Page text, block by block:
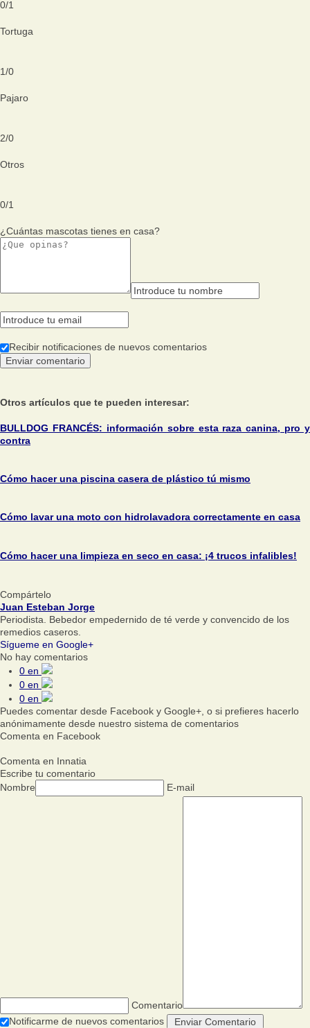
0/1
Tortuga
1/0
Pajaro
2/0
Otros
0/1
¿Cuántas mascotas tienes en casa?
Recibir notificaciones de nuevos comentarios
Otros artículos que te pueden interesar:
BULLDOG FRANCÉS: información sobre esta raza canina, pro y
contra
Cómo hacer una piscina casera de plástico tú mismo
Cómo lavar una moto con hidrolavadora correctamente en casa
Cómo hacer una limpieza en seco en casa: ¡4 trucos infalibles!
Compártelo
Juan Esteban Jorge
Periodista. Bebedor empedernido de té verde y convencido de los
remedios caseros.
Sígueme en Google+
No hay comentarios
0 en
0 en
0 en
Puedes comentar desde Facebook y Google+, o si prefieres hacerlo
anónimamente desde nuestro sistema de comentarios
Comenta en Facebook
Comenta en Innatia
Escribe tu comentario
Nombre
E-mail
Comentario
Notificarme de nuevos comentarios